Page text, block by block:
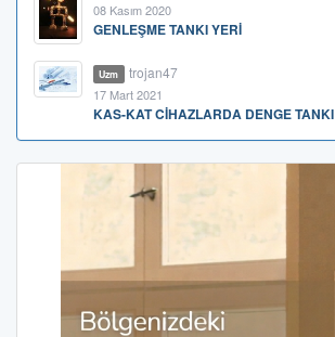
08 Kasım 2020
GENLEŞME TANKI YERİ
Uzm trojan47
17 Mart 2021
KAS-KAT CİHAZLARDA DENGE TANKI